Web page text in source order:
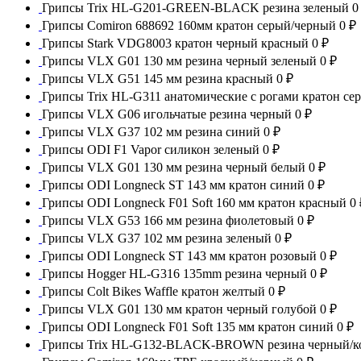
Грипсы Trix HL-G201-GREEN-BLACK резина зеленый
Грипсы Comiron 688692 160мм кратон серый/черный 0 ₽
Грипсы Stark VDG8003 кратон черный красный 0 ₽
Грипсы VLX G01 130 мм резина черный зеленый 0 ₽
Грипсы VLX G51 145 мм резина красный 0 ₽
Грипсы Trix HL-G311 анатомические с рогами кратон
Грипсы VLX G06 игольчатые резина черный 0 ₽
Грипсы VLX G37 102 мм резина синий 0 ₽
Грипсы ODI F1 Vapor силикон зеленый 0 ₽
Грипсы VLX G01 130 мм резина черный белый 0 ₽
Грипсы ODI Longneck ST 143 мм кратон синий 0 ₽
Грипсы ODI Longneck F01 Soft 160 мм кратон красный 0
Грипсы VLX G53 166 мм резина фиолетовый 0 ₽
Грипсы VLX G37 102 мм резина зеленый 0 ₽
Грипсы ODI Longneck ST 143 мм кратон розовый 0 ₽
Грипсы Hogger HL-G316 135mm резина черный 0 ₽
Грипсы Colt Bikes Waffle кратон желтый 0 ₽
Грипсы VLX G01 130 мм кратон черный голубой 0 ₽
Грипсы ODI Longneck F01 Soft 135 мм кратон синий 0 ₽
Грипсы Trix HL-G132-BLACK-BROWN резина черный/